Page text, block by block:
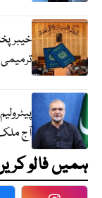
آج ملک گیر
ہمیں فالو